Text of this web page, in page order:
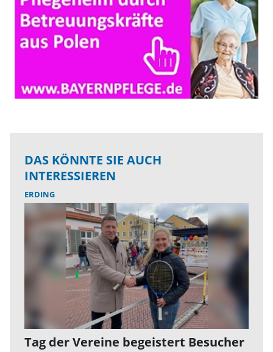
DAS KÖNNTE SIE AUCH
INTERESSIEREN
ERDING
Tag der Vereine begeistert Besucher